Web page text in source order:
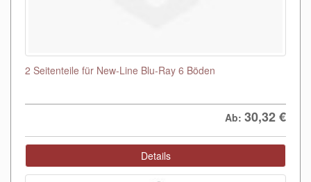
2 Seitenteile für New-Line Blu-Ray 6 Böden
Ab: 30,32€
Details